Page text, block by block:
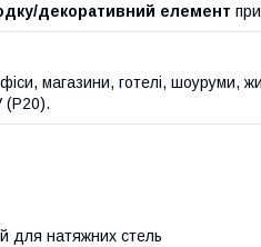
декоративний елемент
магазини, готелі, шоуруми,
(P20).
для натяжних стель